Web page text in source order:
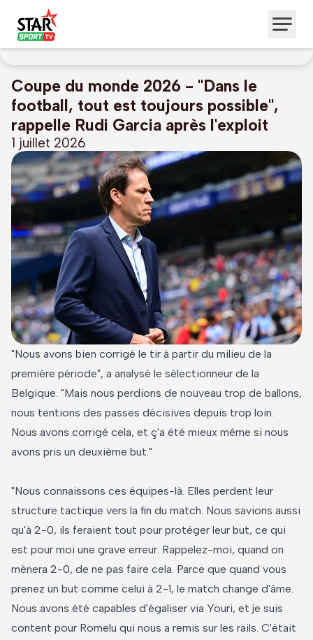
Coupe du monde 2026 - "Dans le
football, tout est toujours possible",
rappelle Rudi Garcia après l'exploit
1 juillet 2026
"Nous avons bien corrigé le tir à partir du milieu de la
première période", a analysé le sélectionneur de la
Belgique. "Mais nous perdions de nouveau trop de ballons,
nous tentions des passes décisives depuis trop loin.
Nous avons corrigé cela, et ç'a été mieux même si nous
avons pris un deuxième but."
"Nous connaissons ces équipes-là. Elles perdent leur
structure tactique vers la fin du match. Nous savions aussi
qu'à 2-0, ils feraient tout pour protéger leur but, ce qui
est pour moi une grave erreur. Rappelez-moi, quand on
mènera 2-0, de ne pas faire cela. Parce que quand vous
prenez un but comme celui à 2-1, le match change d'âme.
Nous avons été capables d'égaliser via Youri, et je suis
content pour Romelu qui nous a remis sur les rails. C'était